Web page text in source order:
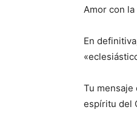
Amor con
En
Tu mensaje
espíritu del